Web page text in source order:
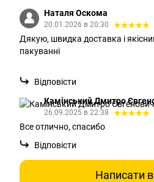
Наталя Оскома
20.01.2026 в 20:30
Дякую, швидка доставка і
пакуванні
Відповісти
Камінський Дмитро
26.09.2025 в 22:38
Все отлично, спасибо
Відповісти
Написати